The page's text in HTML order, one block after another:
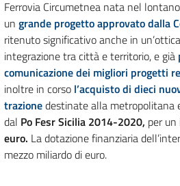
Ferrovia Circumetnea nata nel
un grande progetto approvato dalla
ritenuto significativo anche in
integrazione tra città e territorio, e già
comunicazione dei migliori progetti
inoltre in corso l’acquisto di dieci
trazionedestinate alla metropolitana
dal Po Fesr Sicilia 2014-2020, per
euro. La dotazione finanziaria
mezzo miliardo di euro.